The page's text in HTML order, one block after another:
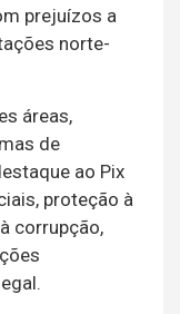
prejuízos a
norte-
áreas,
de
ao Pix
proteção à
corrupção,